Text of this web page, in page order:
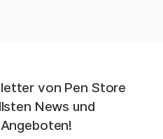
von Pen Store
News und